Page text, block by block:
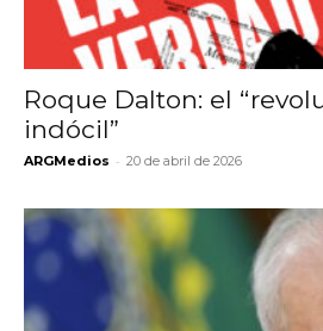
Roque Dalton: el
indócil”
ARGMedios - 20 de abril de 2026